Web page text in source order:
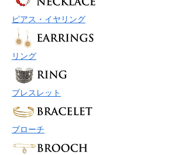
ピアス・イヤリング
リング
ブレスレット
ブローチ